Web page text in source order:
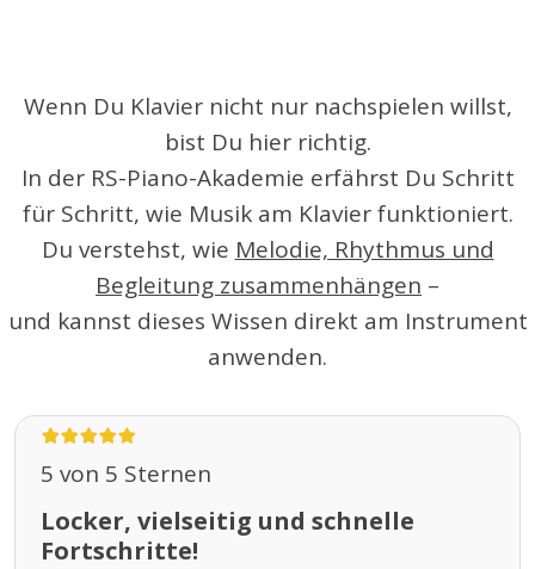
Wenn Du Klavier nicht nur nachspielen willst,
bist Du hier richtig.
In der RS-Piano-Akademie erfährst Du Schritt
für Schritt, wie Musik am Klavier funktioniert.
Du verstehst, wie Melodie, Rhythmus und
Begleitung zusammenhängen –
und kannst dieses Wissen direkt am Instrument
anwenden.
5 von 5 Sternen
Locker, vielseitig und schnelle
Fortschritte!